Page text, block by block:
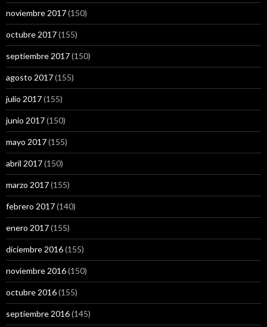
noviembre 2017(150)
octubre 2017(155)
septiembre 2017(150)
agosto 2017(155)
julio 2017(155)
junio 2017(150)
mayo 2017(155)
abril 2017(150)
marzo 2017(155)
febrero 2017(140)
enero 2017(155)
diciembre 2016(155)
noviembre 2016(150)
octubre 2016(155)
septiembre 2016(145)